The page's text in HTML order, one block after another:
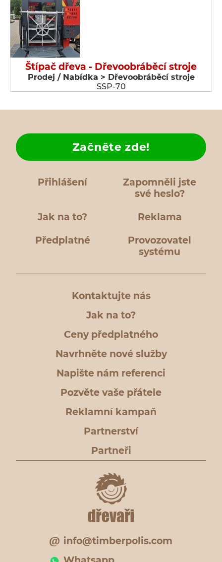
Štípač dřeva - Dřevoobráběcí stroje
Prodej / Nabídka > Dřevoobráběcí stroje
SSP-70
Přihlášení
Zapomněli jste
své heslo?
Jak na to?
Začněte zde!
Reklama
Předplatné
Provozovatel
systému
Kontaktujte nás
Jak na to?
Ceny předplatného
Navrhněte nové služby
Napište nám referenci
Pozvěte vaše přátele
Reklamní kampaň
Partnerství
Partneři
info@timberpolis.com